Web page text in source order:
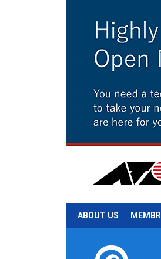
ABOUT US MEMBRI